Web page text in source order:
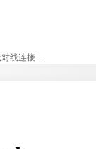
C3030线对线连接器Pitch 3.00mm 90°双排卧贴带鱼叉 Wafer 2X6Pin黑色 镀雾锡